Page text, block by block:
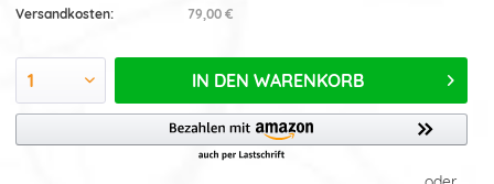
Versandkosten:
79,00 €
IN DEN WARENKORB